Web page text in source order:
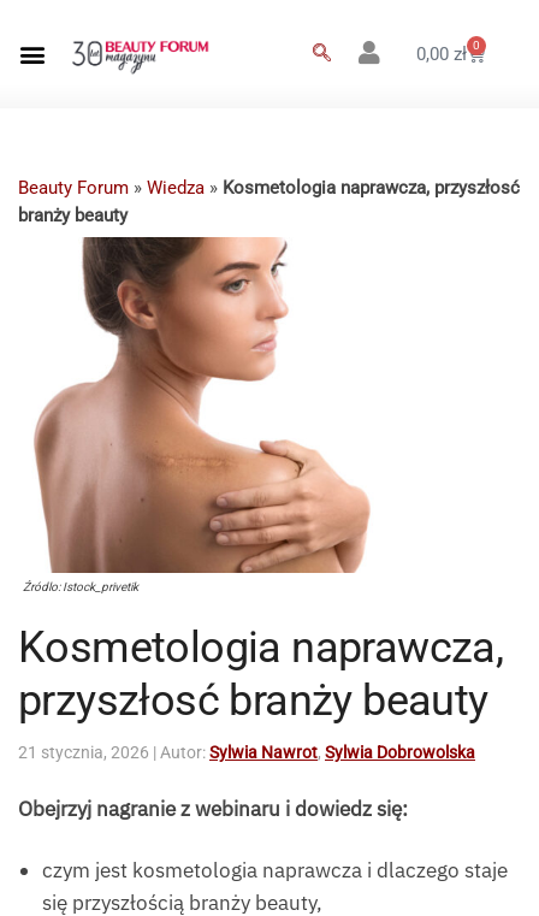
0,00zł 0
Beauty Forum » Wiedza » Kosmetologia naprawcza, przyszłosć
branży beauty
Źródlo: Istock_privetik
Kosmetologia naprawcza,
przyszłosć branży beauty
21 stycznia, 2026 | Autor:Sylwia Nawrot, Sylwia Dobrowolska
Obejrzyj nagranie z webinaru i dowiedz się:
czym jest kosmetologia naprawcza i dlaczego staje
się przyszłością branży beauty,